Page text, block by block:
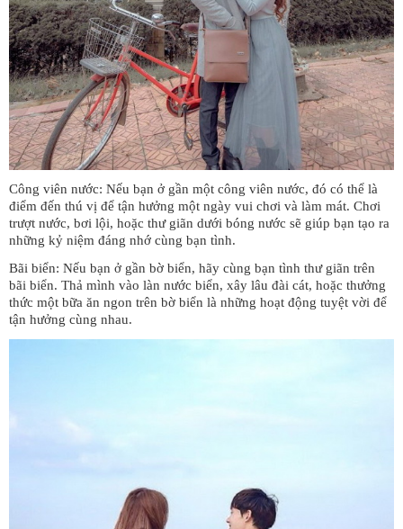
Công viên nước: Nếu bạn ở gần một công viên nước, đó có thể là
điểm đến thú vị để tận hưởng một ngày vui chơi và làm mát. Chơi
trượt nước, bơi lội, hoặc thư giãn dưới bóng nước sẽ giúp bạn tạo ra
những kỷ niệm đáng nhớ cùng bạn tình.
Bãi biển: Nếu bạn ở gần bờ biển, hãy cùng bạn tình thư giãn trên
bãi biển. Thả mình vào làn nước biển, xây lâu đài cát, hoặc thưởng
thức một bữa ăn ngon trên bờ biển là những hoạt động tuyệt vời để
tận hưởng cùng nhau.